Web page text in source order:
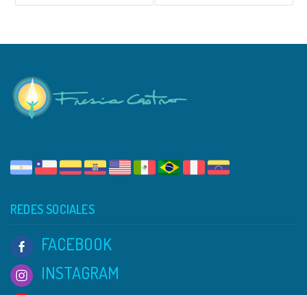
REDES SOCIALES
FACEBOOK
INSTAGRAM